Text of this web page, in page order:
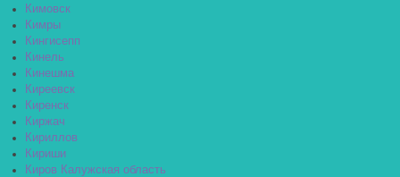
Кимовск
Кимры
Кингисепп
Кинель
Кинешма
Киреевск
Киренск
Киржач
Кириллов
Кириши
Киров Калужская область